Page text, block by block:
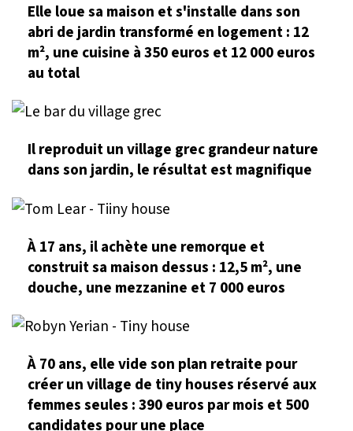
Elle loue sa maison et s'installe dans son
abri de jardin transformé en logement : 12
m², une cuisine à 350 euros et 12 000 euros
au total
Il reproduit un village grec grandeur nature
dans son jardin, le résultat est magnifique
À 17 ans, il achète une remorque et
construit sa maison dessus : 12,5 m², une
douche, une mezzanine et 7 000 euros
À 70 ans, elle vide son plan retraite pour
créer un village de tiny houses réservé aux
femmes seules : 390 euros par mois et 500
candidates pour une place